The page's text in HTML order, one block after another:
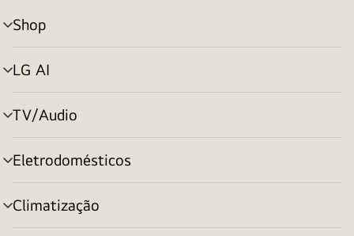
Shop
alternar
menu
LG AI
alternar
menu
TV/Audio
alternar
menu
Eletrodomésticos
alternar
menu
Climatização
alternar
menu